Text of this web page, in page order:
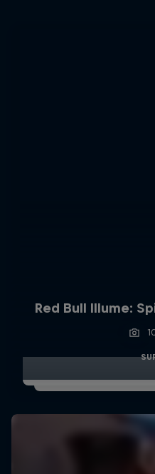
Red Bull Illume: